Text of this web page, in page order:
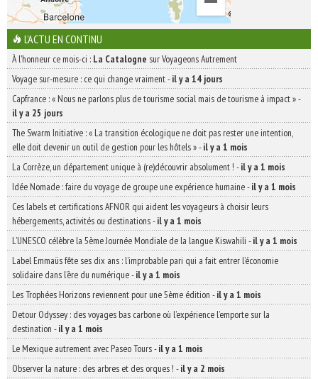
L'ACTU EN CONTINU
À l'honneur ce mois-ci : La Catalogne sur Voyageons Autrement
Voyage sur-mesure : ce qui change vraiment-il y a 14 jours
Capfrance : « Nous ne parlons plus de tourisme social mais de tourisme à impact »-
il y a 25 jours
The Swarm Initiative : « La transition écologique ne doit pas rester une intention,
elle doit devenir un outil de gestion pour les hôtels »-il y a 1 mois
La Corrèze, un département unique à (re)découvrir absolument ! -il y a 1 mois
Idée Nomade : faire du voyage de groupe une expérience humaine-il y a 1 mois
Ces labels et certifications AFNOR qui aident les voyageurs à choisir leurs
hébergements, activités ou destinations-il y a 1 mois
L’UNESCO célèbre la 5ème Journée Mondiale de la langue Kiswahili -il y a 1 mois
Label Emmaüs fête ses dix ans : l’improbable pari qui a fait entrer l’économie
solidaire dans l’ère du numérique-il y a 1 mois
Les Trophées Horizons reviennent pour une 5ème édition -il y a 1 mois
Detour Odyssey : des voyages bas carbone où l’expérience l’emporte sur la
destination -il y a 1 mois
Le Mexique autrement avec Paseo Tours-il y a 1 mois
Observer la nature : des arbres et des orques ! -il y a 2 mois